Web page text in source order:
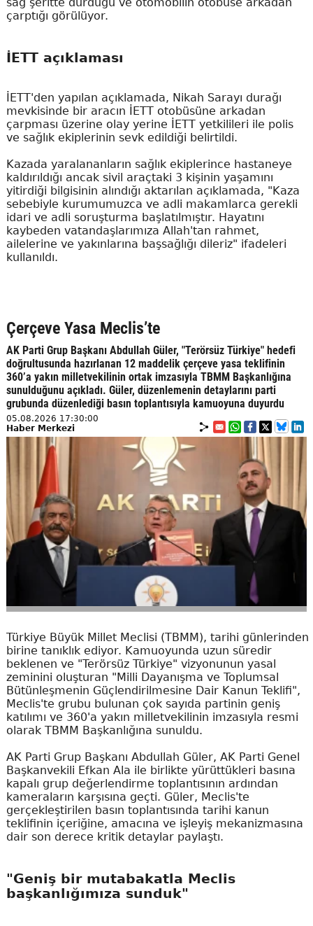
çarptığı görülüyor.
İETT açıklaması
İETT'den yapılan açıklamada, Nikah Sarayı durağı
mevkisinde bir aracın İETT otobüsüne arkadan
çarpması üzerine olay yerine İETT yetkilileri ile polis
ve sağlık ekiplerinin sevk edildiği belirtildi.
Kazada yaralananların sağlık ekiplerince hastaneye
kaldırıldığı ancak sivil araçtaki 3 kişinin yaşamını
yitirdiği bilgisinin alındığı aktarılan açıklamada, "Kaza
sebebiyle kurumumuzca ve adli makamlarca gerekli
idari ve adli soruşturma başlatılmıştır. Hayatını
kaybeden vatandaşlarımıza Allah'tan rahmet,
ailelerine ve yakınlarına başsağlığı dileriz" ifadeleri
kullanıldı.
Çerçeve Yasa Meclis’te
AK Parti Grup Başkanı Abdullah Güler, "Terörsüz Türkiye" hedefi
doğrultusunda hazırlanan 12 maddelik çerçeve yasa teklifinin
360’a yakın milletvekilinin ortak imzasıyla TBMM Başkanlığına
sunulduğunu açıkladı. Güler, düzenlemenin detaylarını parti
grubunda düzenlediği basın toplantısıyla kamuoyuna duyurdu
05.08.2026 17:30:00
Haber Merkezi
Türkiye Büyük Millet Meclisi (TBMM), tarihi günlerinden
birine tanıklık ediyor. Kamuoyunda uzun süredir
beklenen ve "Terörsüz Türkiye" vizyonunun yasal
zeminini oluşturan "Milli Dayanışma ve Toplumsal
Bütünleşmenin Güçlendirilmesine Dair Kanun Teklifi",
Meclis'te grubu bulunan çok sayıda partinin geniş
katılımı ve 360'a yakın milletvekilinin imzasıyla resmi
olarak TBMM Başkanlığına sunuldu.
AK Parti Grup Başkanı Abdullah Güler, AK Parti Genel
Başkanvekili Efkan Ala ile birlikte yürüttükleri basına
kapalı grup değerlendirme toplantısının ardından
kameraların karşısına geçti. Güler, Meclis'te
gerçekleştirilen basın toplantısında tarihi kanun
teklifinin içeriğine, amacına ve işleyiş mekanizmasına
dair son derece kritik detaylar paylaştı.
"Geniş bir mutabakatla Meclis
başkanlığımıza sunduk"